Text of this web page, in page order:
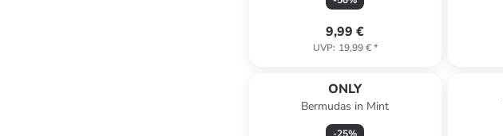
9,99 €
UVP: 19,99 €*
ONLY
Bermudas in Mint